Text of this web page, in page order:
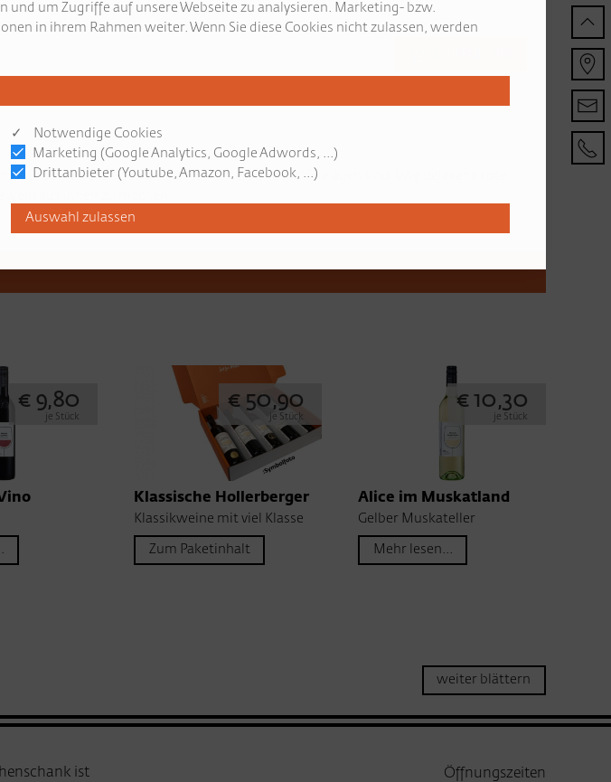
Würdevoll vertragen sie sich, so unterschiedlich sie auch sind. Wie belesene rote
€ 9,80
je Stück
€ 50,90
je Stück
Klassische Hollerberger
Klassikweine mit viel Klasse
Zum Paketinhalt
€ 10,30
je Stück
Alice im Muskatland
Gelber Muskateller
Mehr lesen...
weiter blättern
ist Öffnungszeiten
um Zugriffe auf unsere Webseite zu analysieren. Marketing- bzw.
in ihrem Rahmen weiter. Wenn Sie diese Cookies nicht zulassen, werden
✓ Notwendige Cookies
Marketing (Google Analytics, Google Adwords, ...)
Drittanbieter (Youtube, Amazon, Facebook, ...)